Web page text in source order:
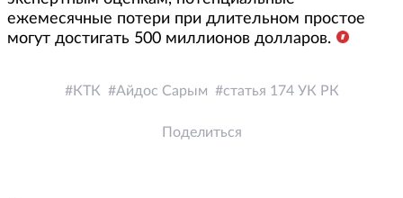
ежемесячные потери при длительном простое
могут достигать 500 миллионов долларов.
КТК Айдос Сарым статья 174 УК РК
Поделиться